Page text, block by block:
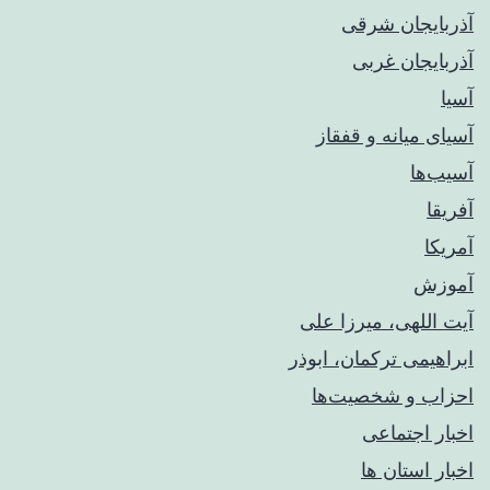
آذربایجان شرقی
آذربایجان غربی
آسیا
آسیای میانه و قفقاز
آسیب‌ها
آفریقا
آمریکا
آموزش
آیت اللهی، میرزا علی
ابراهیمی ترکمان، ابوذر
احزاب و شخصیت‌ها
اخبار اجتماعی
اخبار استان ها